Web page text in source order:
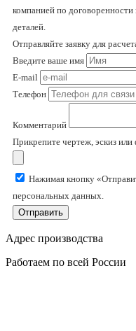
компанией по
деталей.
Отправляйте заявку для
Введите ваше имя
E-mail
Телефон
Комментарий
Прикрепите чертеж, эскиз или
Нажимая кнопку
персональных данных.
Отправить
Адрес производства
Работаем по всей России